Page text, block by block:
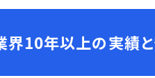
界10年以上の実績